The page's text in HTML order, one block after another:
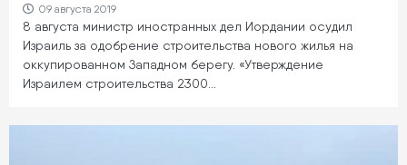
09 августа 2019
8 августа министр иностранных дел Иордании осудил
Израиль за одобрение строительства нового жилья на
оккупированном Западном берегу. «Утверждение
Израилем строительства 2300…